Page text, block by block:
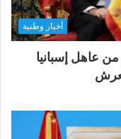
أخبار وطنية
عاهل إسبانيا